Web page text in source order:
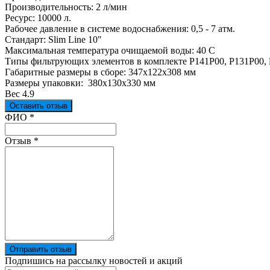
Производительность: 2 л/мин
Ресурс: 10000 л.
Рабочее давление в системе водоснабжения: 0,5 - 7 атм.
Стандарт: Slim Line 10"
Максимальная температура очищаемой воды: 40 С
Типы фильтрующих элементов в комплекте Р141Р00, Р131Р00,
Габаритные размеры в сборе: 347x122x308 мм
Размеры упаковки: 380x130x330 мм
Вес 4.9
Оставить отзыв
Ваш отзыв был отправлен!
ФИО *
Отзыв *
Отправить отзыв
Подпишись на рассылку новостей и акций